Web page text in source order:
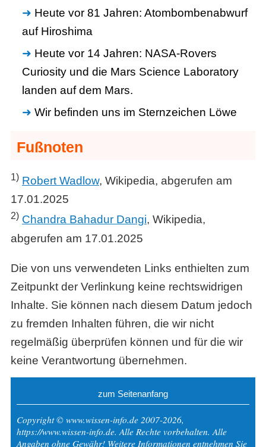
Heute vor 81 Jahren: Atombombenabwurf
auf Hiroshima
Heute vor 14 Jahren: NASA-Rovers
Curiosity und die Mars Science Laboratory
landen auf dem Mars.
Wir befinden uns im Sternzeichen Löwe
Fußnoten
1) Robert Wadlow, Wikipedia, abgerufen am
17.01.2025
2) Chandra Bahadur Dangi, Wikipedia,
abgerufen am 17.01.2025
Die von uns verwendeten Links enthielten zum
Zeitpunkt der Verlinkung keine rechtswidrigen
Inhalte. Sie können nach diesem Datum jedoch
zu fremden Inhalten führen, die wir nicht
regelmäßig überprüfen können und für die wir
keine Verantwortung übernehmen.
zum Seitenanfang
Copyright © www.wissen-info.de 2007-2026,
https://www.wissen-info.de. Alle Rechte vorbehalten. Alle
Angaben ohne Gewähr! Weitere Informationen entnehmen Sie